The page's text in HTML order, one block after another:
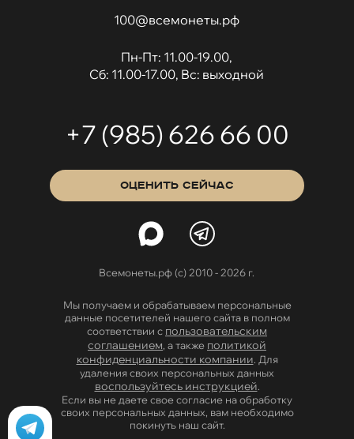
100@всемонеты.рф
Пн-Пт: 11.00-19.00,
Сб: 11.00-17.00, Вс: выходной
+7 (985) 626 66 00
ОЦЕНИТЬ СЕЙЧАС
Всемонеты.рф (с) 2010 - 2026 г.
Мы получаем и обрабатываем персональные
данные посетителей нашего сайта в полном
соответствии с пользовательским
соглашением, а также политикой
конфиденциальности компании. Для
удаления своих персональных данных
воспользуйтесь инструкцией.
Если вы не даете свое согласие на обработку
своих персональных данных, вам необходимо
покинуть наш сайт.